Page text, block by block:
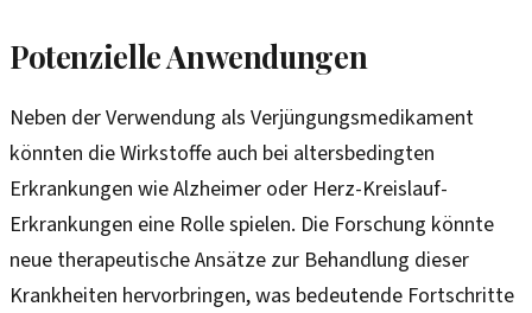
Potenzielle Anwendungen
Neben der Verwendung als Verjüngungsmedikament
könnten die Wirkstoffe auch bei altersbedingten
Erkrankungen wie Alzheimer oder Herz-Kreislauf-
Erkrankungen eine Rolle spielen. Die Forschung könnte
neue therapeutische Ansätze zur Behandlung dieser
Krankheiten hervorbringen, was bedeutende Fortschritte